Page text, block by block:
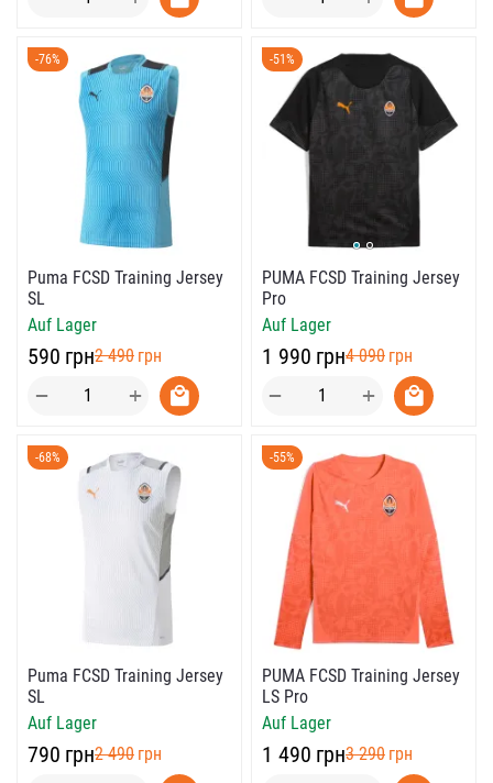
-76%
Puma FCSD Training Jersey
SL
Auf Lager
‍590‍ грн‍2 490‍ грн
+
−
-51%
PUMA FCSD Training Jersey
Pro
Auf Lager
‍1 990‍ грн‍4 090‍ грн
+
−
-68%
Puma FCSD Training Jersey
SL
Auf Lager
‍790‍ грн‍2 490‍ грн
-55%
PUMA FCSD Training Jersey
LS Pro
Auf Lager
‍1 490‍ грн‍3 290‍ грн